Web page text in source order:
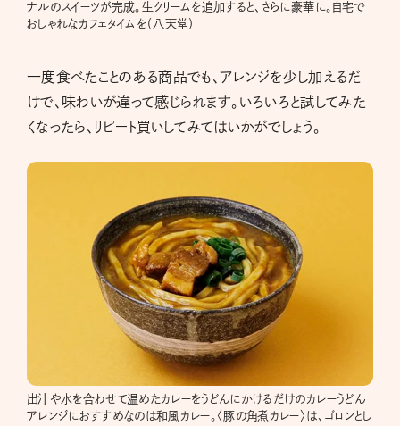
ナルのスイーツが完成。生クリームを追加すると、さらに豪華に。自宅で
おしゃれなカフェタイムを（八天堂）
一度食べたことのある商品でも、アレンジを少し加えるだ
けで、味わいが違って感じられます。いろいろと試してみた
くなったら、リピート買いしてみてはいかがでしょう。
出汁や水を合わせて温めたカレーをうどんにかけるだけのカレーうどん
アレンジにおすすめなのは和風カレー。〈豚の角煮カレー〉は、ゴロンとし